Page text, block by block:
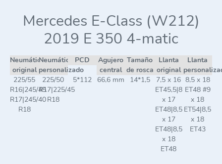
Mercedes E-Class (W212)
2019 E 350 4-matic
Neumático
original
Neumático
personalizado
PCD
Agujero
central
Tamaño
de rosca
Llanta
original
Llanta
225/55
R16|245/45
R17|245/40
R18
225/50
R17|225/45
R18
5*112 66,6 mm 14*1,5
7,5 x 16
ET45,5|8
x 17
ET48|8,5
x 17
ET48|8,5
x 18
ET48
8,5 x 18
ET48 #9
x 18
ET54|8,5
x 18
ET43